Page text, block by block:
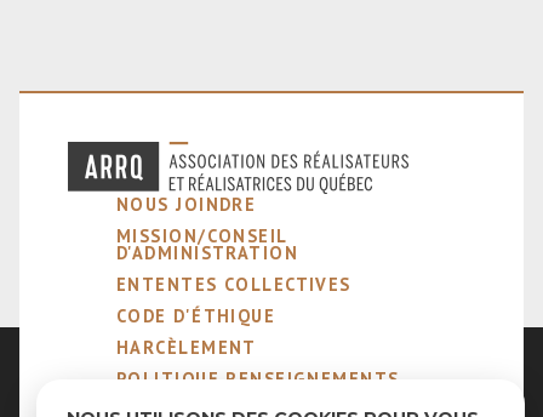
NOUS JOINDRE
MISSION/CONSEIL
D'ADMINISTRATION
ENTENTES COLLECTIVES
CODE D'ÉTHIQUE
HARCÈLEMENT
POLITIQUE RENSEIGNEMENTS